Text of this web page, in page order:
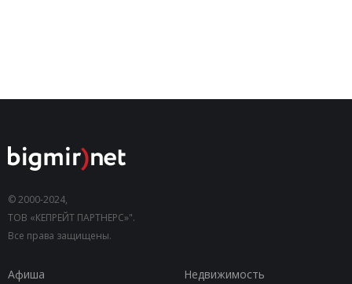
© 2000-2024,
ТОВ «КЕПРЕЙТ ПАРТНЕРС»".
Все права защищены.
Афиша
Недвижимость